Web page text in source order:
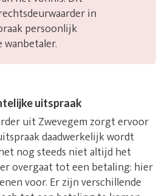
in
persoonlijk
uitspraak
uit Zwevegem zorgt ervoor
daadwerkelijk wordt
nog steeds niet altijd het
overgaat tot een betaling: hier
voor. Er zijn verschillende